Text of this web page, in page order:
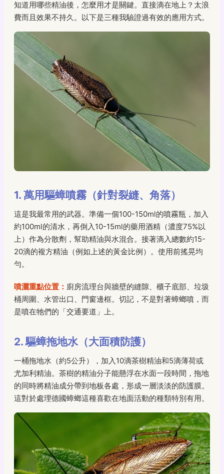
知道用哪些精油後，怎麼用才是關鍵。直接滴在地上？太浪
費而且效果不持久。以下是三種我驗證過有效的應用方式。
1. 萬用驅蟑噴霧（針對裂縫、角落）
這是我最常用的武器。準備一個100-150ml的噴霧瓶，加入
約100ml的清水，再倒入10-15ml的藥用酒精（濃度75%以
上）作為分散劑，幫助精油與水混合。接著滴入總數約15-
20滴的複方精油（例如上述的黃金比例）。使用前搖晃均
勻。
噴灑重點位置： 廚房流理台與牆壁的縫隙、櫃子底部、垃圾
桶周圍、水管出口、門窗邊框。切記，不是對著蟑螂噴，而
是噴在牠們的「交通要道」上。
2. 驅蟑拖地水（大面積防護）
一桶拖地水（約5公升），加入10滴茶樹精油和5滴薄荷或
尤加利精油。茶樹的精油分子能懸浮在水面一段時間，拖地
的同時將精油成分帶到地板各處，形成一層淡淡的防護膜。
這對於處理德國蟑螂這種喜歡在地面活動的種類特別有用。